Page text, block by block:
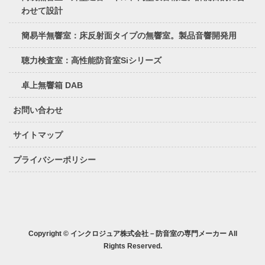
わせて設計
簡易半無響室：床反射面タイプの無響室。製品音響開発用
聴力検査室：高性能防音室Siシリーズ
卓上無響箱 DAB
お問い合わせ
サイトマップ
プライバシーポリシー
Copyright © インクロジュア株式会社－防音室の専門メーカー All
Rights Reserved.